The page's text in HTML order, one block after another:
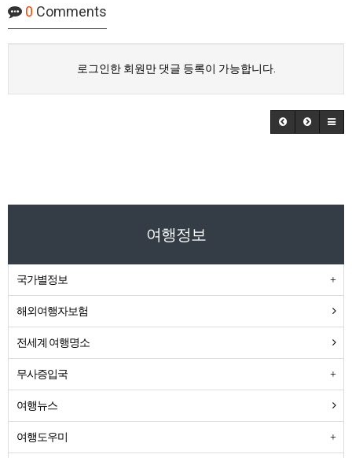
0 Comments
로그인한 회원만 댓글 등록이 가능합니다.
여행정보
국가별정보
해외여행자보험
전세계 여행명소
무사증입국
여행뉴스
여행도우미